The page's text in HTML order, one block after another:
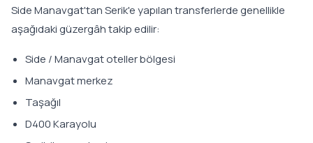
Side Manavgat'tan Serik'e yapılan transferlerde genellikle
aşağıdaki güzergâh takip edilir:
Side / Manavgat oteller bölgesi
Manavgat merkez
Taşağıl
D400 Karayolu